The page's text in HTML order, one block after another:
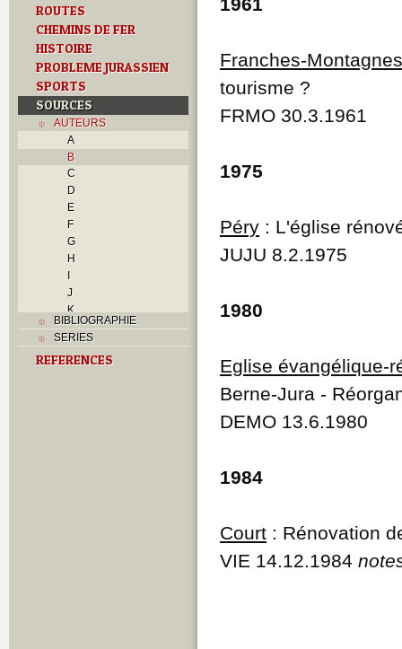
ROUTES
CHEMINS DE FER
HISTOIRE
PROBLEME JURASSIEN
SPORTS
SOURCES
AUTEURS
A
B
C
D
E
F
G
H
I
J
K
L
M
N
BIBLIOGRAPHIE
SERIES
REFERENCES
Franches-Montagnes
tourisme ?
FRMO 30.3.1961
1975
Péry : L'église
JUJU 8.2.1975
1980
Eglise évangélique-
Berne-Jura -
DEMO 13.6.1980
1984
Court : Rénovation
VIE 14.12.1984